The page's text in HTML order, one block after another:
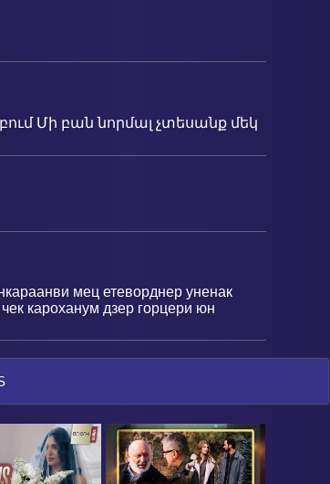
Մի բան նորմալ չտեսանք մեկ
мец етеворднер уненак
кароханум дзер горцери юн